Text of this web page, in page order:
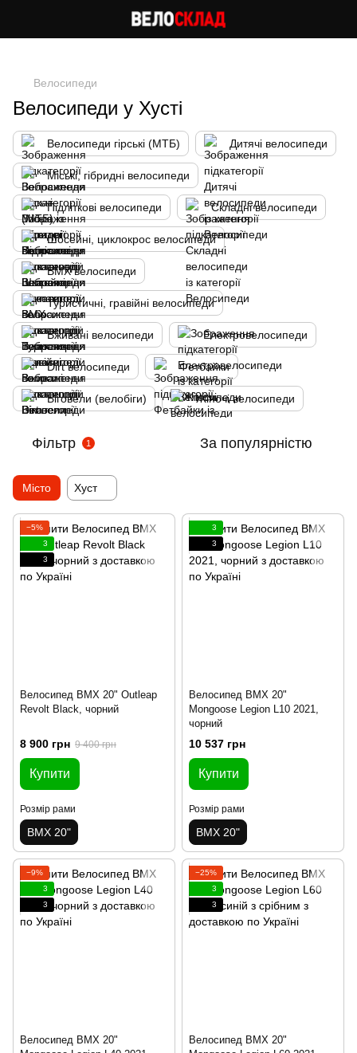
Велосипеди
Велосипеди у Хусті
Велосипеди гірські (МТБ) Дитячі велосипеди
Міські, гібридні велосипеди
Підліткові велосипеди Складні велосипеди
Шосейні, циклокрос велосипеди
BMX велосипеди
Туристичні, гравійні велосипеди
Вживані велосипеди Електровелосипеди
Dirt велосипеди Фетбайки
Біговели (велобіги) Жіночі велосипеди
Фільтр 1 За популярністю
Місто Хуст
−5%
3
3
Велосипед BMX 20" Outleap
Revolt Black, чорний
8 900 грн 9 400 грн
Купити
Розмір рами
BMX 20"
3
3
Велосипед BMX 20"
Mongoose Legion L10 2021,
чорний
10 537 грн
Купити
Розмір рами
BMX 20"
−9%
3
3
Велосипед BMX 20"
−25%
3
3
Велосипед BMX 20"